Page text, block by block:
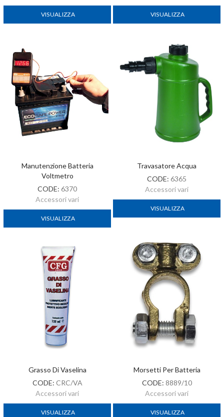
VISUALIZZA VISUALIZZA
Manutenzione Batteria
Voltmetro
CODE: 6370
Accessori vari
VISUALIZZA
Travasatore Acqua
CODE: 6365
Accessori vari
VISUALIZZA
Grasso Di Vaselina
CODE: CRC/VA
Accessori vari
VISUALIZZA
Morsetti Per Batteria
CODE: 8889/10
Accessori vari
VISUALIZZA